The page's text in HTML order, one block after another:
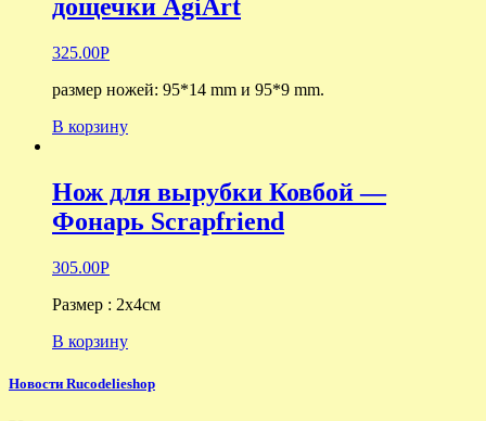
дощечки AgiArt
325.00Р
размер ножей: 95*14 mm и 95*9 mm.
В корзину
Нож для вырубки Ковбой —
Фонарь Scrapfriend
305.00Р
Размер : 2х4см
В корзину
Новости Rucodelieshop